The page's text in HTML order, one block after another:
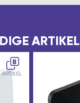
ARTIKEL
8
ARTIKEL